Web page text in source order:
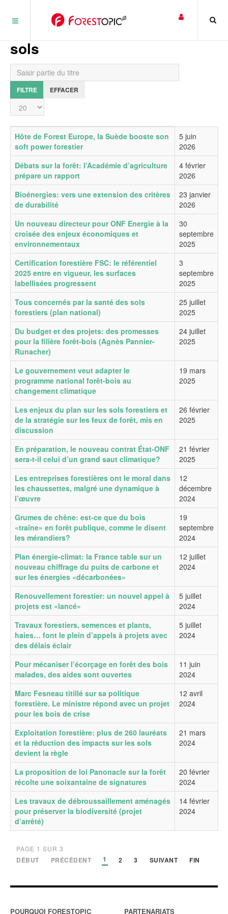
sols
Saisir partie du titre
FILTRE EFFACER
Affichage #
Titre Date de publication
Hôte de Forest Europe, la Suède booste son
soft power forestier
5 juin
2026
Débats sur la forêt: l’Académie d’agriculture
prépare un rapport
4 février
2026
Bioénergies: vers une extension des critères
de durabilité
23 janvier
2026
Un nouveau directeur pour ONF Energie à la
croisée des enjeux économiques et
environnementaux
30
septembre
2025
Certification forestière FSC: le référentiel
2025 entre en vigueur, les surfaces
labellisées progressent
3
septembre
2025
Tous concernés par la santé des sols
forestiers (plan national)
25 juillet
2025
Du budget et des projets: des promesses
pour la filière forêt-bois (Agnès Pannier-
Runacher)
24 juillet
2025
Le gouvernement veut adapter le
programme national forêt-bois au
changement climatique
19 mars
2025
Les enjeux du plan sur les sols forestiers et
de la stratégie sur les feux de forêt, mis en
discussion
26 février
2025
En préparation, le nouveau contrat État-ONF
sera-t-il celui d’un grand saut climatique?
21 février
2025
Les entreprises forestières ont le moral dans
les chaussettes, malgré une dynamique à
l’œuvre
12
décembre
2024
Grumes de chêne: est-ce que du bois
«traîne» en forêt publique, comme le disent
les mérandiers?
19
septembre
2024
Plan énergie-climat: la France table sur un
nouveau chiffrage du puits de carbone et
sur les énergies «décarbonées»
12 juillet
2024
Renouvellement forestier: un nouvel appel à
projets est «lancé»
5 juillet
2024
Travaux forestiers, semences et plants,
haies… font le plein d’appels à projets avec
des délais éclair
5 juillet
2024
Pour mécaniser l’écorçage en forêt des bois
malades, des aides sont ouvertes
11 juin
2024
Marc Fesneau titillé sur sa politique
forestière. Le ministre répond avec un projet
pour les bois de crise
12 avril
2024
Exploitation forestière: plus de 260 lauréats
et la réduction des impacts sur les sols
devient la règle
21 mars
2024
La proposition de loi Panonacle sur la forêt
récolte une soixantaine de signatures
20 février
2024
Les travaux de débroussaillement aménagés
pour préserver la biodiversité (projet
d’arrêté)
14 février
2024
PAGE 1 SUR 3
DÉBUT PRÉCÉDENT 1 2 3 SUIVANT FIN
POURQUOI FORESTOPIC PARTENARIATS